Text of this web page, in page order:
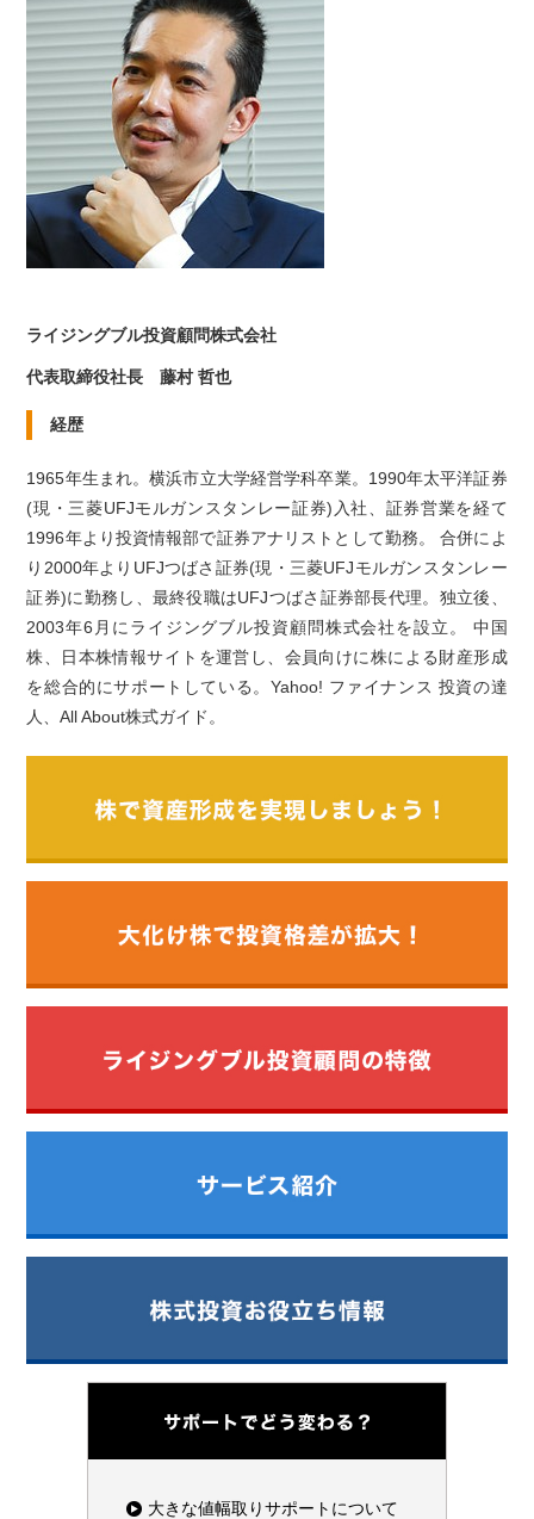
ライジングブル投資顧問株式会社
代表取締役社長 藤村 哲也
経歴
1965年生まれ。横浜市立大学経営学科卒業。1990年太平洋証券
(現・三菱UFJモルガンスタンレー証券)入社、証券営業を経て
1996年より投資情報部で証券アナリストとして勤務。 合併によ
り2000年よりUFJつばさ証券(現・三菱UFJモルガンスタンレー
証券)に勤務し、最終役職はUFJつばさ証券部長代理。独立後、
2003年6月にライジングブル投資顧問株式会社を設立。 中国
株、日本株情報サイトを運営し、会員向けに株による財産形成
を総合的にサポートしている。Yahoo! ファイナンス 投資の達
人、All About株式ガイド。
大きな値幅取りサポートについて